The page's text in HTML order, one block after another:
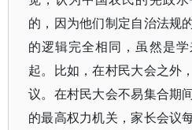
的，因为他们制定自治法规
的逻辑完全相同，虽然是
起。比如，在村民大会之外
议。在村民大会不易集合期
的最高权力机关，家长会议